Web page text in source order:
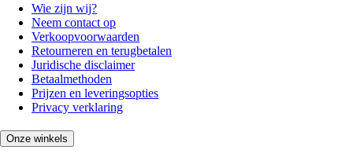
Wie zijn wij?
Neem contact op
Verkoopvoorwaarden
Retourneren en terugbetalen
Juridische disclaimer
Betaalmethoden
Prijzen en leveringsopties
Privacy verklaring
Onze winkels